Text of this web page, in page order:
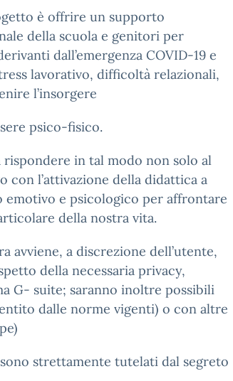
è offrire un supporto
della scuola e genitori per
dall’emergenza COVID-19 e
lavorativo, difficoltà relazionali,
l’insorgere
psico-fisico.
in tal modo non solo al
l’attivazione della didattica a
emotivo e psicologico per affrontare
della nostra vita.
avviene, a discrezione dell’utente,
della necessaria privacy,
G- suite; saranno inoltre possibili
dalle norme vigenti) o con altre
strettamente tutelati dal segreto